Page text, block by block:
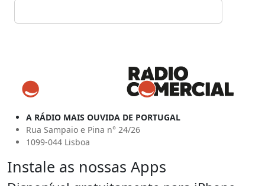
A RÁDIO MAIS OUVIDA DE PORTUGAL
Rua Sampaio e Pina n° 24/26
1099-044 Lisboa
Instale as nossas Apps